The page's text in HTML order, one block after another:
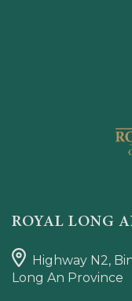
ROYAL LONG
Highway N2,
Long An Province